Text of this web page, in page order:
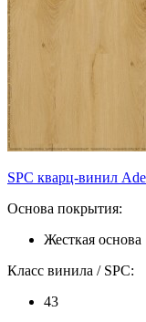
SPC кварц-винил
Основа покрытия:
Жесткая основа
Класс винила / SPC:
43